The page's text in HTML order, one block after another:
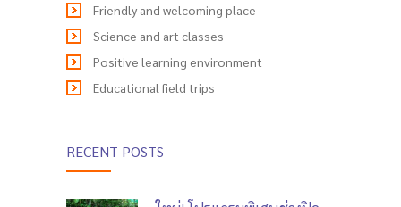
Friendly and welcoming place
Science and art classes
Positive learning environment
Educational field trips
RECENT POSTS